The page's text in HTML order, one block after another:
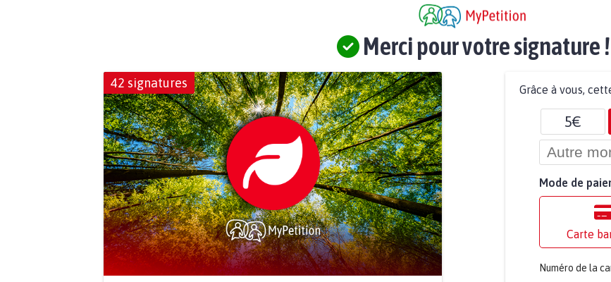
Merci pour votre signature !
42 signatures Grâce à vous,
5€
Mode de
Carte
Numéro de la